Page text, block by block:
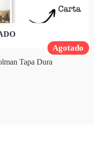
Agotado
Tapa Dura